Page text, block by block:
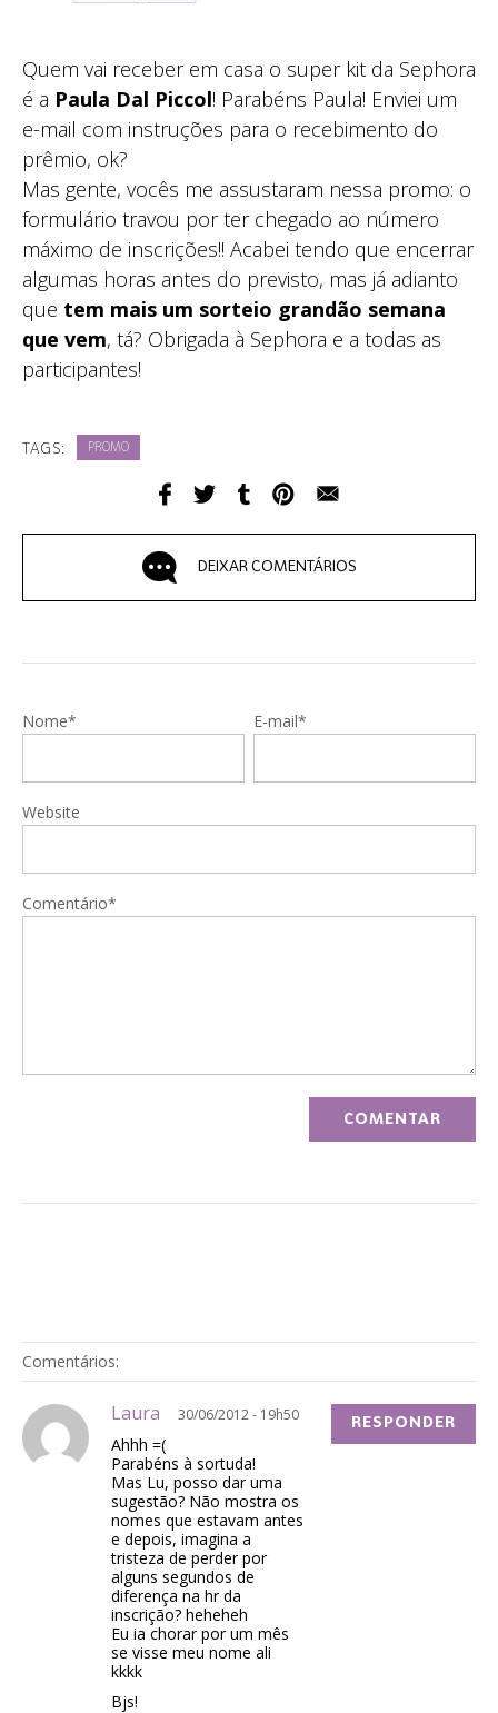
Quem vai receber em casa o super kit da Sephora
é a Paula Dal Piccol! Parabéns Paula! Enviei um
e-mail com instruções para o recebimento do
prêmio, ok?
Mas gente, vocês me assustaram nessa promo: o
formulário travou por ter chegado ao número
máximo de inscrições!! Acabei tendo que encerrar
algumas horas antes do previsto, mas já adianto
que tem mais um sorteio grandão semana
que vem, tá? Obrigada à Sephora e a todas as
participantes!
TAGS: PROMO
DEIXAR COMENTÁRIOS
Nome* E-mail*
Website
Comentário*
Comentários:
Laura 30/06/2012 - 19h50
Ahhh =(
Parabéns à sortuda!
Mas Lu, posso dar uma
sugestão? Não mostra os
nomes que estavam antes
e depois, imagina a
tristeza de perder por
alguns segundos de
diferença na hr da
inscrição? heheheh
Eu ia chorar por um mês
se visse meu nome ali
kkkk
Bjs!
RESPONDER